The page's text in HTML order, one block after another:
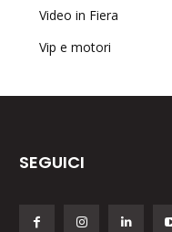
Video in Fiera
Vip e motori
SEGUICI